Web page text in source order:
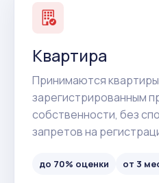
Квартира
Принимаются
зарегистрированным
собственности, без
запретов на
до 70% оценки от 3